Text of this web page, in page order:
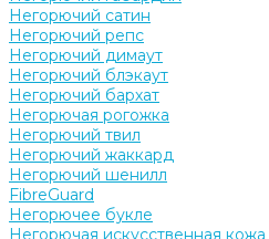
Негорючий сатин
Негорючий репс
Негорючий димаут
Негорючий блэкаут
Негорючий бархат
Негорючая рогожка
Негорючий твил
Негорючий жаккард
Негорючий шенилл
FibreGuard
Негорючее букле
Негорючая искусственная кожа